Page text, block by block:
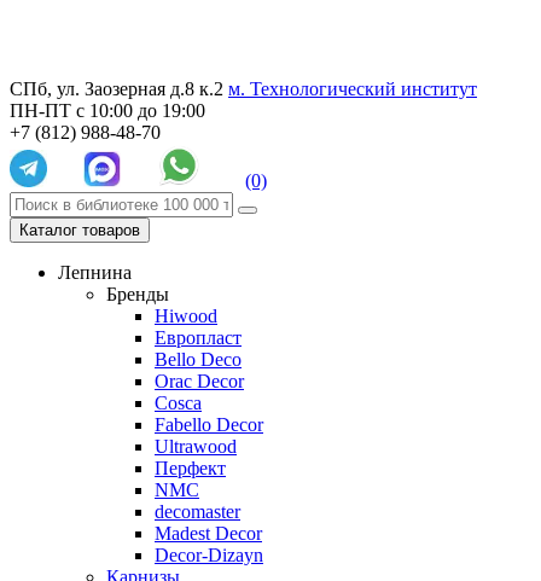
СПб, ул. Заозерная д.8 к.2 м. Технологический институт
ПН-ПТ с 10:00 до 19:00
+7 (812) 988-48-70
(0)
Каталог товаров
Лепнина
Бренды
Hiwood
Европласт
Bello Deco
Orac Decor
Cosca
Fabello Decor
Ultrawood
Перфект
NMC
decomaster
Madest Decor
Decor-Dizayn
Карнизы